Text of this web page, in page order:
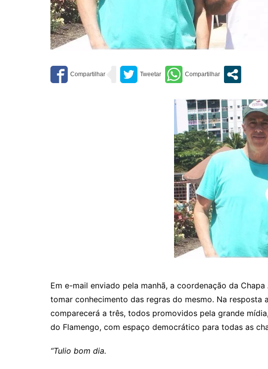
Em e-mail enviado pela manhã, a coordenação da
tomar conhecimento das regras do mesmo. Na
comparecerá a três, todos promovidos pela grande
do Flamengo, com espaço democrático para todas as
“Tulio bom dia.